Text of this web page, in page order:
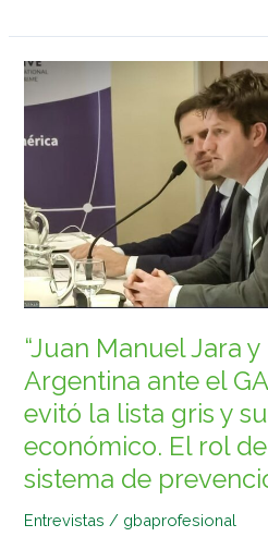
“Juan Manuel Jara
Argentina ante el
evitó la lista gris y
económico. El rol
sistema de
Entrevistas / gbaprofesional
“Juan
Manuel
y
defensa
de
la
Argentina
ante
el
GAFI:
cómo
se
evitó
lista
gris